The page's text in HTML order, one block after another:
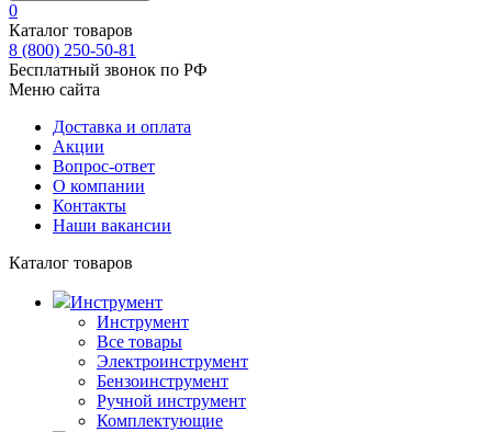
0
Каталог товаров
8 (800) 250-50-81
Бесплатный звонок по РФ
Меню сайта
Доставка и оплата
Акции
Вопрос-ответ
О компании
Контакты
Наши вакансии
Каталог товаров
Инструмент
Инструмент
Все товары
Электроинструмент
Бензоинструмент
Ручной инструмент
Комплектующие